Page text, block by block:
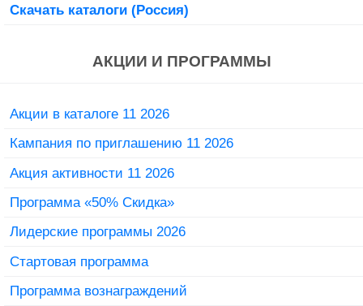
Скачать каталоги (Россия)
АКЦИИ И ПРОГРАММЫ
Акции в каталоге 11 2026
Кампания по приглашению 11 2026
Акция активности 11 2026
Программа «50% Скидка»
Лидерские программы 2026
Стартовая программа
Программа вознаграждений